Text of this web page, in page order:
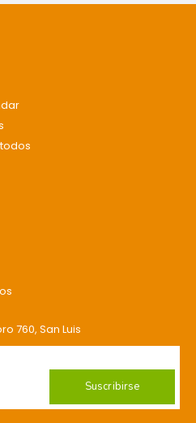
760, San Luis
Suscribirse